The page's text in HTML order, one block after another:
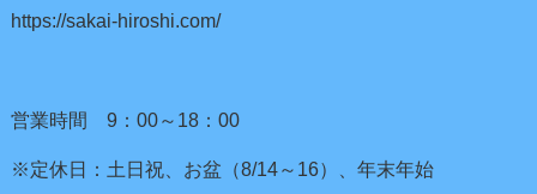
https://sakai-hiroshi.com/
営業時間 9：00～18：00
※定休日：土日祝、お盆（8/14～16）、年末年始